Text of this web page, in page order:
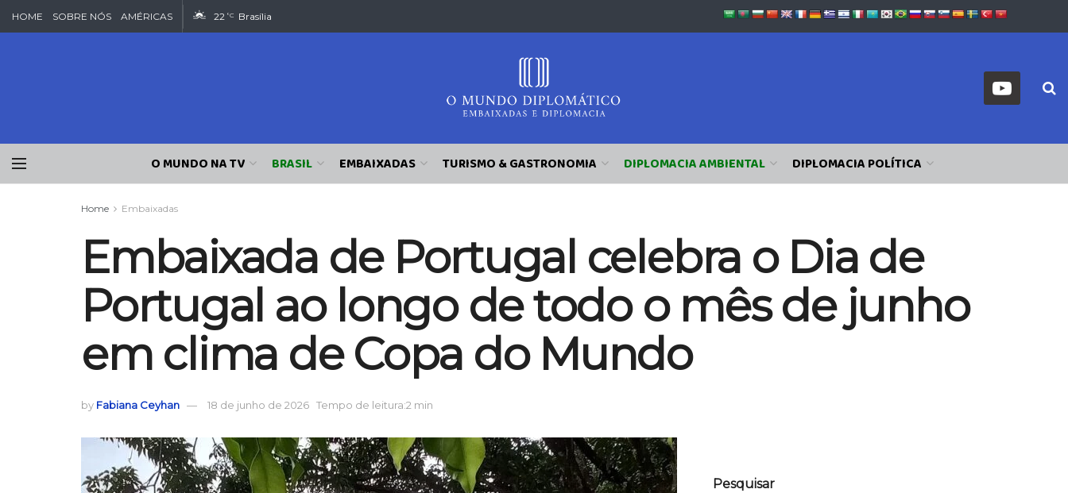
HOME SOBRE NÓS AMÉRICAS 22 °C Brasília
O MUNDO NA TV BRASIL EMBAIXADAS TURISMO & GASTRONOMIA DIPLOMACIA AMBIENTAL DIPLOMACIA POLÍTICA
Home Embaixadas
Embaixada de Portugal celebra o Dia de
Portugal ao longo de todo o mês de junho
em clima de Copa do Mundo
by Fabiana Ceyhan 18 de junho de 2026 Tempo de leitura:2 min
Pesquisar